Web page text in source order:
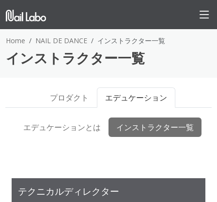
Home NAIL DE DANCE インストラクター一覧
インストラクター一覧
プロダクト エデュケーション
エデュケーションとは インストラクター一覧
テクニカルディレクター